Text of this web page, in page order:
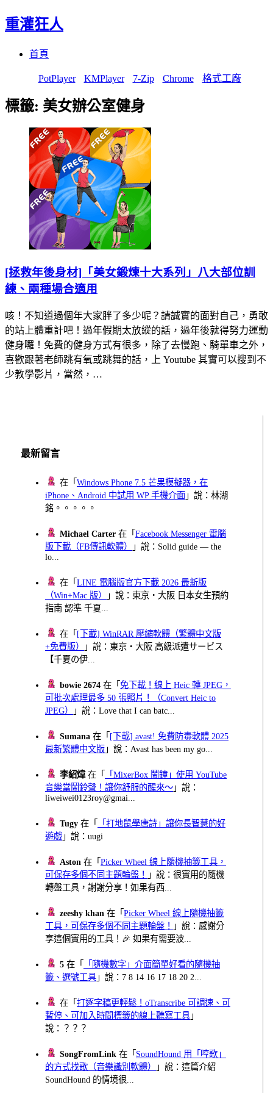
重灌狂人
首頁
PotPlayer KMPlayer 7-Zip Chrome 格式工廠
標籤: 美女辦公室健身
[拯救年後身材]「美女鍛煉十大系列」八大部位訓
練、兩種場合適用
咳！不知道過個年大家胖了多少呢？請誠實的面對自己，勇敢
的站上體重計吧！過年假期太放縱的話，過年後就得努力運動
健身囉！免費的健身方式有很多，除了去慢跑、騎單車之外，
喜歡跟著老師跳有氧或跳舞的話，上 Youtube 其實可以搜到不
少教學影片，當然，…
最新留言
在「Windows Phone 7.5 芒果模擬器，在
iPhone、Android 中試用 WP 手機介面 」說：林湖
銘。。。。。
Michael Carter 在「Facebook Messenger 電腦
版下載（FB傳訊軟體）
」說：Solid guide — the
lo...
在「LINE 電腦版官方下載 2026 最新版
（Win+Mac 版）
」說：東京・大阪 日本女生預約
指南 認準 千夏...
在「 [下載] WinRAR 壓縮軟體（繁體中文版
+免費版）
」說：東京・大阪 高級派遣サービス
【千夏の伊...
bowie 2674 在「免下載！線上 Heic 轉 JPEG，
可批次處理最多 50 張照片！（Convert Heic to
JPEG）
」說：Love that I can batc...
Sumana 在「 [下載] avast! 免費防毒軟體 2025
最新繁體中文版 」說：Avast has been my go...
李紹煒在「
「MixerBox 鬧鐘」使用 YouTube
音樂當鬧鈴聲！讓你舒服的醒來～ 」說：
liweiwei0123roy@gmai...
Tugy 在「
「打地鼠學唐詩」讓你長智慧的好
遊戲 」說：uugi
Aston 在「Picker Wheel 線上隨機抽籤工具，
可保存多個不同主題輪盤！
」說：很實用的隨機
轉盤工具，謝謝分享！如果有西...
zeeshy khan 在「Picker Wheel 線上隨機抽籤
工具，可保存多個不同主題輪盤！
」說：感謝分
享這個實用的工具！🎉 如果有需要波...
5 在「
「隨機數字」介面簡單好看的隨機抽
籤、選號工具 」說：7 8 14 16 17 18 20 2...
在「打逐字稿更輕鬆！oTranscribe 可調速、可
暫停、可加入時間標籤的線上聽寫工具 」
說：？？？
SongFromLink 在「 SoundHound 用「哼歌」
的方式找歌（音樂識別軟體）
」說：這篇介紹
SoundHound 的情境很...